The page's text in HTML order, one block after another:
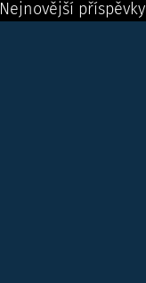
Nejnovější příspěvky